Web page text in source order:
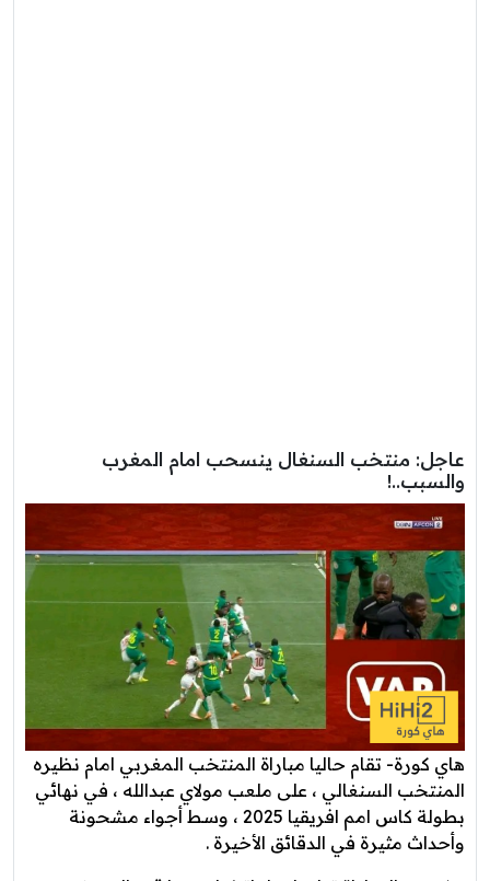
عاجل: منتخب السنغال ينسحب امام المغرب
والسبب..!
هاي كورة- تقام حاليا مباراة المنتخب المغربي امام نظيره
المنتخب السنغالي ، على ملعب مولاي عبدالله ، في نهائي
بطولة كاس امم افريقيا 2025 ، وسط أجواء مشحونة
وأحداث مثيرة في الدقائق الأخيرة .